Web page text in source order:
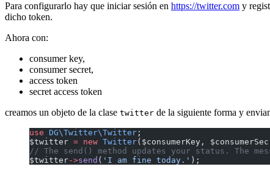
Para configurarlo hay que iniciar sesión en https://twitter.com y
dicho token.
Ahora con:
consumer key,
consumer secret,
access token
secret access token
creamos un objeto de la clase twitter de la siguiente forma y
use DG\Twitter\Twitter ;
$twitter = new Twitter($consumerKey,
// The send() method updates your status. The
$twitter->send ( 'I am fine today.' );